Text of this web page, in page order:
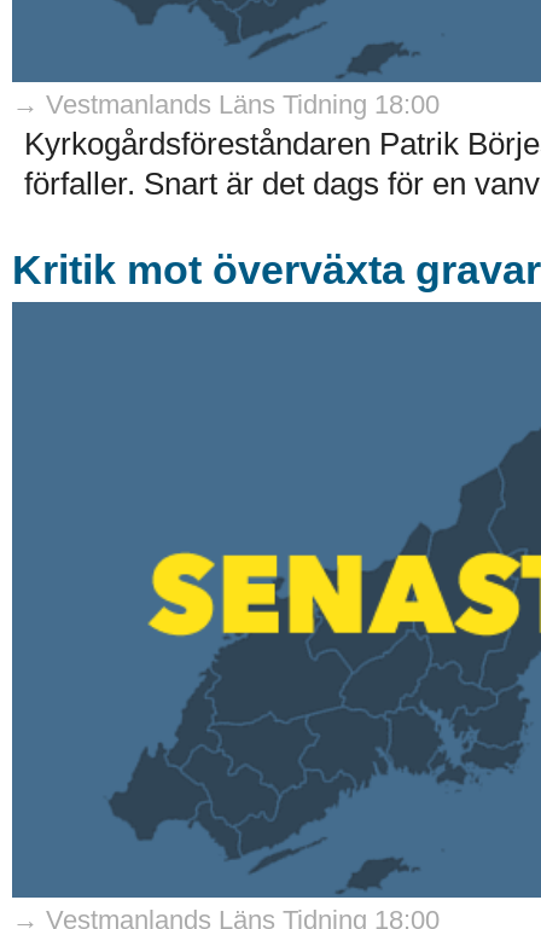
→ Vestmanlands Läns Tidning 18:00
Kyrkogårdsföreståndaren Patrik
förfaller. Snart är det dags för en
Kritik mot överväxta
→ Vestmanlands Läns Tidning 18:00